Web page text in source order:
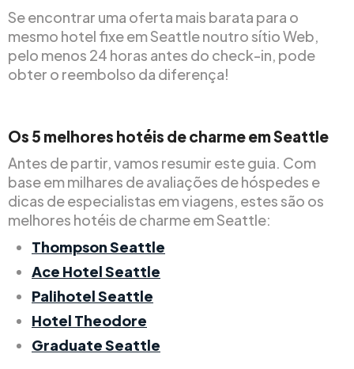
Se encontrar uma oferta mais barata para o
mesmo hotel fixe em Seattle noutro sítio Web,
pelo menos 24 horas antes do check-in, pode
obter o reembolso da diferença!
Os 5 melhores hotéis de charme em Seattle
Antes de partir, vamos resumir este guia. Com
base em milhares de avaliações de hóspedes e
dicas de especialistas em viagens, estes são os
melhores hotéis de charme em Seattle:
Thompson Seattle
Ace Hotel Seattle
Palihotel Seattle
Hotel Theodore
Graduate Seattle